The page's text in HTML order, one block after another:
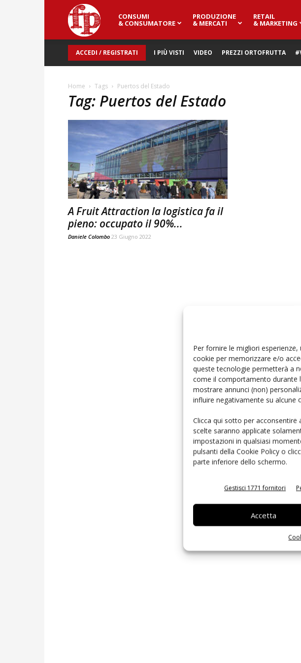
Per fornire le migliori
cookie per memorizzare e/o
queste tecnologie permetterà a
come il comportamento durante
mostrare annunci (non)
influire negativamente su alcune
Clicca qui sotto per
scelte saranno applicate
impostazioni in qualsiasi
pulsanti della Cookie Policy o
parte inferiore dello schermo.
Gestisci 1771 fornitori
Accetta
Fresh
Point
Magazine
CONSUMI
& CONSUMATORE
PRODUZIONE
& MERCATI
RETAIL
& MARKETING
ACCEDI / REGISTRATI I PIÙ VISTI VIDEO PREZZI ORTOFRUTTA
Home Tags Puertos del Estado
Tag: Puertos del Estado
A Fruit Attraction la logistica fa il
pieno: occupato il 90%...
Daniele Colombo 23 Giugno 2022